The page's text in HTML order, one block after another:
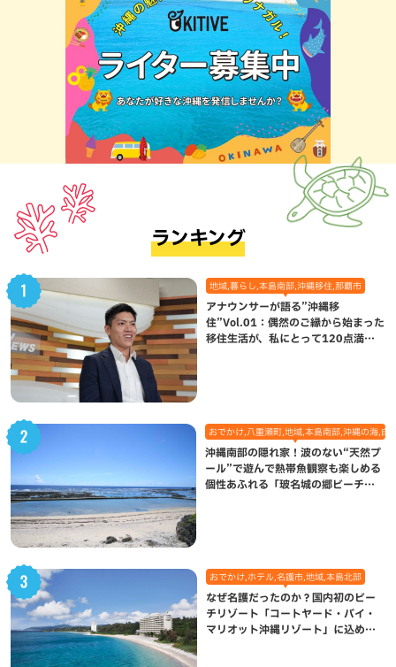
ランキング
地域,暮らし,本島南部,沖縄移住,那覇市
アナウンサーが語る”沖縄移
住”Vol.01：偶然のご縁から始まった
移住生活が、私にとって120点満点
おでかけ,八重瀬町,地域,本島南部,沖縄の海,自
沖縄南部の隠れ家！波のない“天然プ
ール”で遊んで熱帯魚観察も楽しめる
個性あふれる「玻名城の郷ビーチ」
おでかけ,ホテル,名護市,地域,本島北部
なぜ名護だったのか？国内初のビー
チリゾート「コートヤード・バイ・
マリオット沖縄リゾート」に込めら